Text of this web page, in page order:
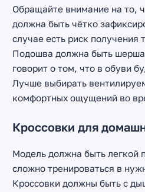
Обращайте внимание на то,
должна быть чётко
случае есть риск получения
Подошва должна быть
говорит о том, что в обуви
Лучше выбирать
комфортных ощущений во
Кроссовки для
Модель должна быть легкой
сложно тренироваться в
Кроссовки должны быть с